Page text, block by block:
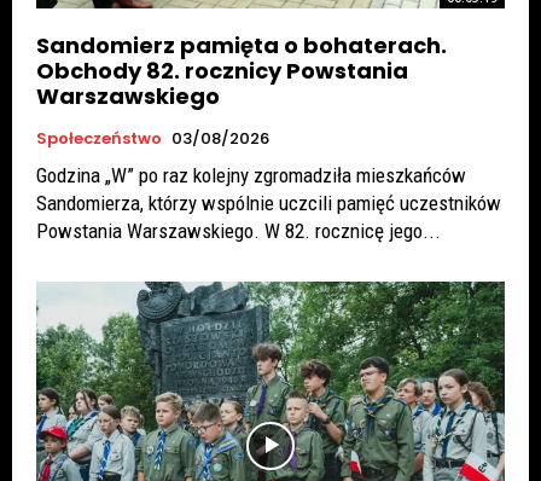
Sandomierz pamięta o bohaterach.
Obchody 82. rocznicy Powstania
Warszawskiego
Społeczeństwo 03/08/2026
Godzina „W” po raz kolejny zgromadziła mieszkańców
Sandomierza, którzy wspólnie uczcili pamięć uczestników
Powstania Warszawskiego. W 82. rocznicę jego...